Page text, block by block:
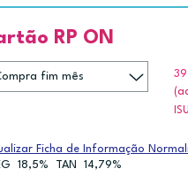
RP ON
Ficha de Informação
18,5% TAN 14,79%